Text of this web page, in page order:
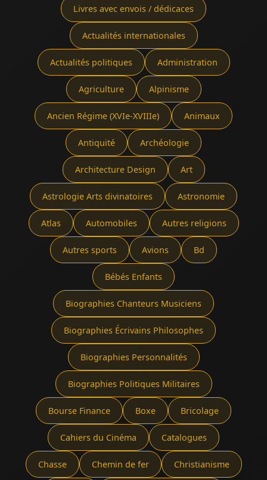
Livres avec envois / dédicaces
Actualités internationales
Actualités politiques Administration
Agriculture Alpinisme
Ancien Régime (XVIe-XVIIIe) Animaux
Antiquité Archéologie
Architecture Design Art
Astrologie Arts divinatoires Astronomie
Atlas Automobiles Autres religions
Autres sports Avions Bd
Bébés Enfants
Biographies Chanteurs Musiciens
Biographies Écrivains Philosophes
Biographies Personnalités
Biographies Politiques Militaires
Bourse Finance Boxe Bricolage
Cahiers du Cinéma Catalogues
Chasse Chemin de fer Christianisme